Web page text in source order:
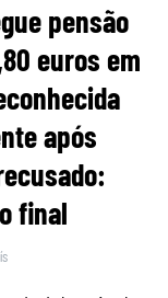
pensão
euros em
após
final